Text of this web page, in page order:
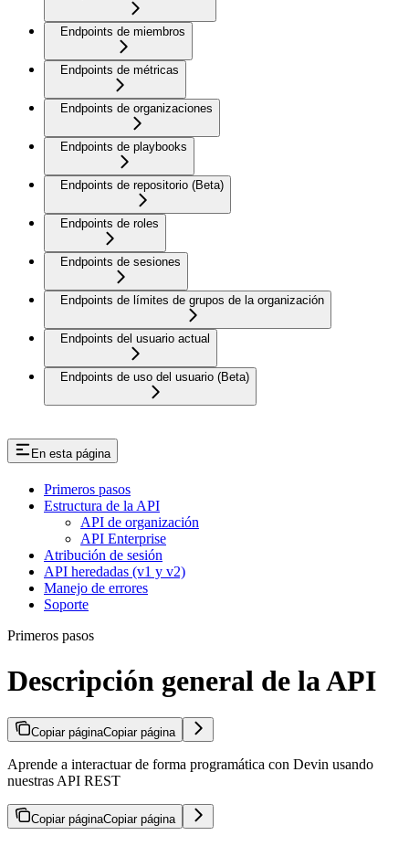
Endpoints de miembros
Endpoints de métricas
Endpoints de organizaciones
Endpoints de playbooks
Endpoints de repositorio (Beta)
Endpoints de roles
Endpoints de sesiones
Endpoints de límites de grupos de la organización
Endpoints del usuario actual
Endpoints de uso del usuario (Beta)
En esta página
Primeros pasos
Estructura de la API
API de organización
API Enterprise
Atribución de sesión
API heredadas (v1 y v2)
Manejo de errores
Soporte
Primeros pasos
Descripción general de la API
Copiar páginaCopiar página
Aprende a interactuar de forma programática con Devin usando
nuestras API REST
Copiar páginaCopiar página